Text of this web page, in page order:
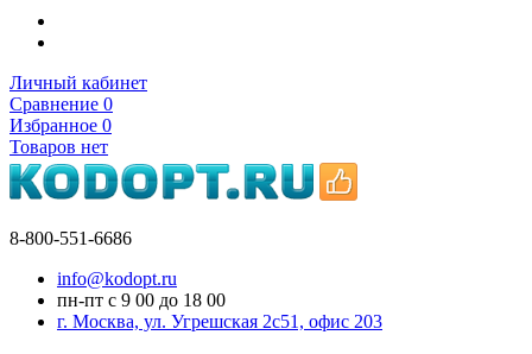
Личный кабинет
Сравнение 0
Избранное 0
Товаров нет
8-800-551-6686
info@kodopt.ru
пн-пт с 9 00 до 18 00
г. Москва, ул. Угрешская 2с51, офис 203